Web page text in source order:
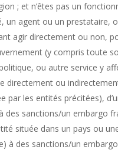
; et n’êtes pas un
un agent ou un prestataire,
agir directement ou non,
(y compris toute
ou autre service y
directement ou
par les entités précitées),
des sanctions/un embargo
située dans un pays ou
à des sanctions/un